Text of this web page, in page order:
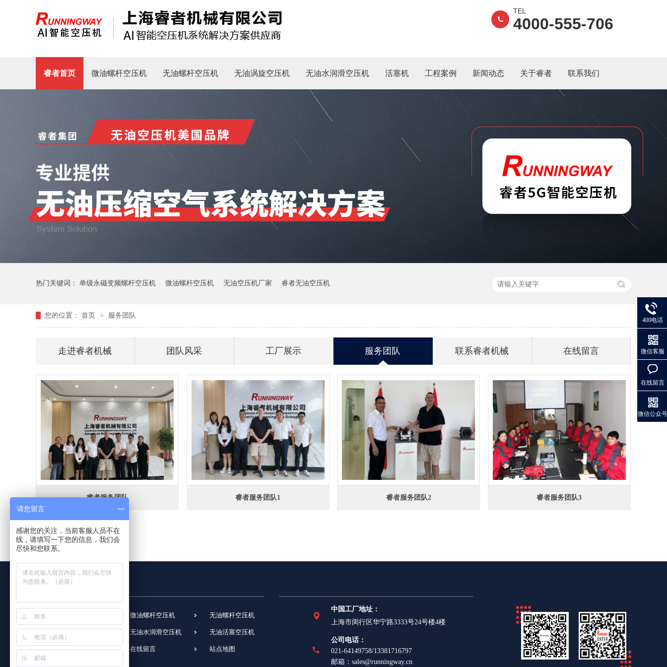
TEL
4000-555-706
睿者首页 微油螺杆空压机 无油螺杆空压机 无油涡旋空压机 无油水润滑空压机 活塞机 工程案例 新闻动态 关于睿者 联系我们
热门关键词： 单级永磁变频螺杆空压机 微油螺杆空压机 无油空压机厂家 睿者无油空压机
您的位置： 首页 > 服务团队
走进睿者机械 团队风采 工厂展示 服务团队 联系睿者机械 在线留言
睿者服务团队 睿者服务团队1 睿者服务团队2 睿者服务团队3
微油螺杆空压机 无油螺杆空压机
无油水润滑空压机 无油活塞空压机
工艺气体压缩机 在线留言 站点地图
中国工厂地址：
上海市闵行区华宁路3333号24号楼4楼
公司电话：
021-64149758/13381716797
邮箱：sales@runningway.cn
400电话
微信客服
在线留言
微信公众号
请您留言
感谢您的关注，当前客服人员不在
线，请填写一下您的信息，我们会
尽快和您联系。